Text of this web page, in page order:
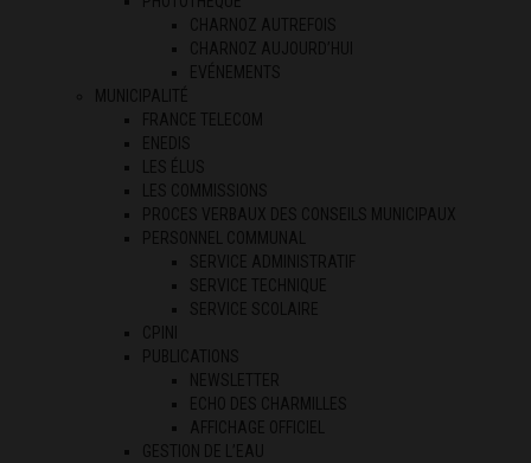
CHARNOZ AUTREFOIS
CHARNOZ AUJOURD’HUI
EVÉNEMENTS
MUNICIPALITÉ
FRANCE TELECOM
ENEDIS
LES ÉLUS
LES COMMISSIONS
PROCES VERBAUX DES CONSEILS MUNICIPAUX
PERSONNEL COMMUNAL
SERVICE ADMINISTRATIF
SERVICE TECHNIQUE
SERVICE SCOLAIRE
CPINI
PUBLICATIONS
NEWSLETTER
ECHO DES CHARMILLES
AFFICHAGE OFFICIEL
GESTION DE L’EAU